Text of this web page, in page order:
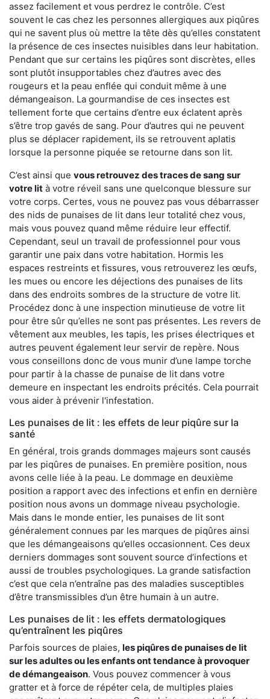
assez facilement et vous perdrez le contrôle. C’est
souvent le cas chez les personnes allergiques aux piqûres
qui ne savent plus où mettre la tête dès qu’elles constatent
la présence de ces insectes nuisibles dans leur habitation.
Pendant que sur certains les piqûres sont discrètes, elles
sont plutôt insupportables chez d’autres avec des
rougeurs et la peau enflée qui conduit même à une
démangeaison. La gourmandise de ces insectes est
tellement forte que certains d’entre eux éclatent après
s’être trop gavés de sang. Pour d’autres qui ne peuvent
plus se déplacer rapidement, ils se retrouvent aplatis
lorsque la personne piquée se retourne dans son lit.
C’est ainsi que vous retrouvez des traces de sang sur
votre lit à votre réveil sans une quelconque blessure sur
votre corps. Certes, vous ne pouvez pas vous débarrasser
des nids de punaises de lit dans leur totalité chez vous,
mais vous pouvez quand même réduire leur effectif.
Cependant, seul un travail de professionnel pour vous
garantir une paix dans votre habitation. Hormis les
espaces restreints et fissures, vous retrouverez les œufs,
les mues ou encore les déjections des punaises de lits
dans des endroits sombres de la structure de votre lit.
Procédez donc à une inspection minutieuse de votre lit
pour être sûr qu’elles ne sont pas présentes. Les revers de
vêtement aux meubles, les tapis, les prises électriques et
autres peuvent également leur servir de repère. Nous
vous conseillons donc de vous munir d’une lampe torche
pour partir à la chasse de punaise de lit dans votre
demeure en inspectant les endroits précités. Cela pourrait
vous aider à prévenir l'infestation.
Les punaises de lit : les effets de leur piqûre sur la
santé
En général, trois grands dommages majeurs sont causés
par les piqûres de punaises. En première position, nous
avons celle liée à la peau. Le dommage en deuxième
position a rapport avec des infections et enfin en dernière
position nous avons un dommage niveau psychologie.
Mais dans le monde entier, les punaises de lit sont
généralement connues par les marques de piqûres ainsi
que les démangeaisons qu’elles occasionnent. Ces deux
derniers dommages sont souvent source d’infections et
aussi de troubles psychologiques. La grande satisfaction
c’est que cela n’entraîne pas des maladies susceptibles
d’être transmissibles d’un être humain à un autre.
Les punaises de lit : les effets dermatologiques
qu’entraînent les piqûres
Parfois sources de plaies, les piqûres de punaises de lit
sur les adultes ou les enfants ont tendance à provoquer
de démangeaison. Vous pouvez commencer à vous
gratter et à force de répéter cela, de multiples plaies